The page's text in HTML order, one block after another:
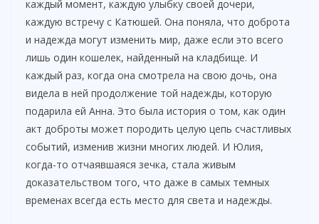
каждый момент, каждую улыбку своей дочери,
каждую встречу с Катюшей. Она поняла, что доброта
и надежда могут изменить мир, даже если это всего
лишь один кошелек, найденный на кладбище. И
каждый раз, когда она смотрела на свою дочь, она
видела в ней продолжение той надежды, которую
подарила ей Анна. Это была история о том, как один
акт доброты может породить целую цепь счастливых
событий, изменив жизни многих людей. И Юлия,
когда-то отчаявшаяся зечка, стала живым
доказательством того, что даже в самых темных
временах всегда есть место для света и надежды.